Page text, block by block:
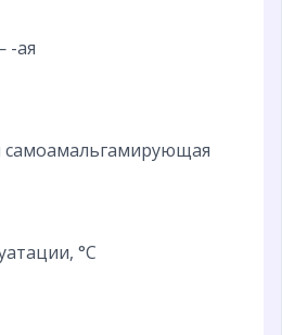
-ая
самоамальгамирующая
°C